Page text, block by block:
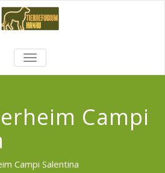
TOGGLE
NAVIGATION
Campi
Campi Salentina